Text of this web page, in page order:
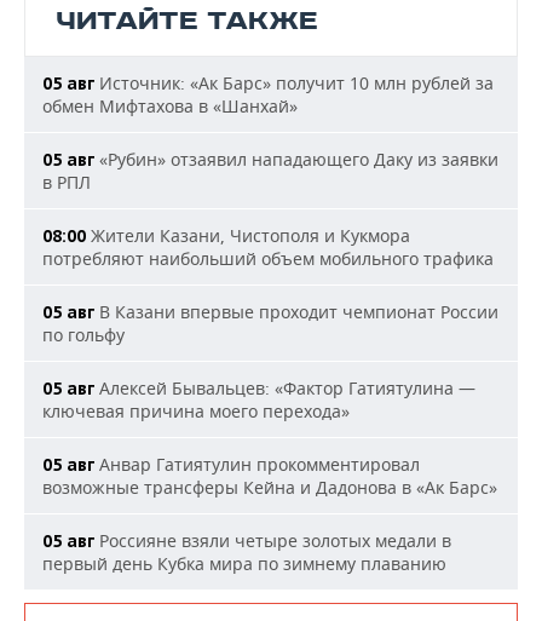
ЧИТАЙТЕ ТАКЖЕ
05 авг Источник: «Ак Барс» получит 10 млн рублей за
обмен Мифтахова в «Шанхай»
05 авг «Рубин» отзаявил нападающего Даку из заявки
в РПЛ
08:00 Жители Казани, Чистополя и Кукмора
потребляют наибольший объем мобильного трафика
05 авг В Казани впервые проходит чемпионат России
по гольфу
05 авг Алексей Бывальцев: «Фактор Гатиятулина —
ключевая причина моего перехода»
05 авг Анвар Гатиятулин прокомментировал
возможные трансферы Кейна и Дадонова в «Ак Барс»
05 авг Россияне взяли четыре золотых медали в
первый день Кубка мира по зимнему плаванию